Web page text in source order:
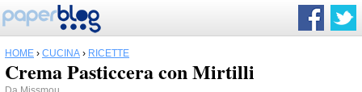
HOME › CUCINA › RICETTE
Crema Pasticcera con Mirtilli